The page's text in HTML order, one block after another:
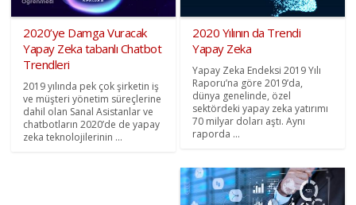
2020’ye Damga Vuracak
Yapay Zeka tabanlı Chatbot
Trendleri
2019 yılında pek çok şirketin iş
ve müşteri yönetim süreçlerine
dahil olan Sanal Asistanlar ve
chatbotların 2020’de de yapay
zeka teknolojilerinin ...
2020 Yılının da Trendi
Yapay Zeka
Yapay Zeka Endeksi 2019 Yılı
Raporu’na göre 2019’da,
dünya genelinde, özel
sektördeki yapay zeka yatırımı
70 milyar doları aştı. Aynı
raporda ...